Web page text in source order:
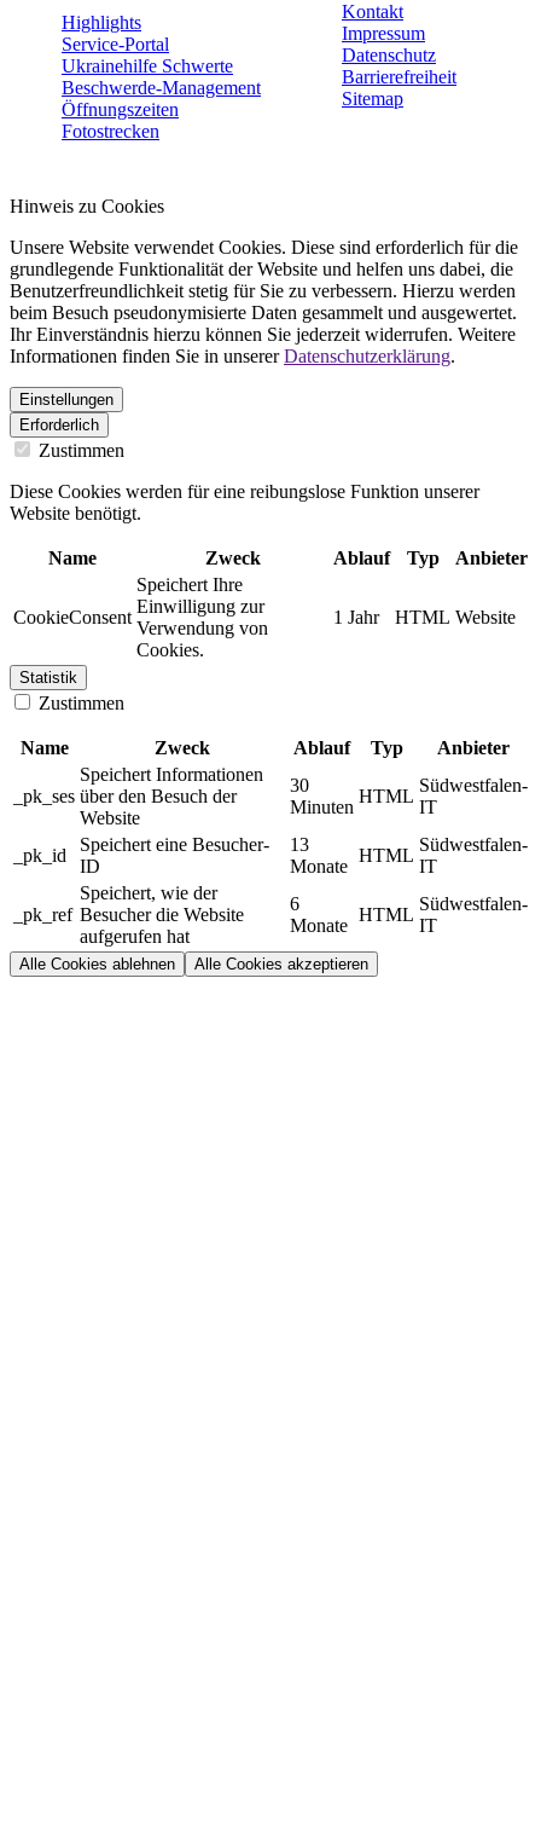
Highlights
Service-Portal
Ukrainehilfe Schwerte
Beschwerde-Management
Öffnungszeiten
Fotostrecken
Kontakt
Impressum
Datenschutz
Barrierefreiheit
Sitemap
Hinweis zu Cookies
Unsere Website verwendet Cookies. Diese sind erforderlich für die
grundlegende Funktionalität der Website und helfen uns dabei, die
Benutzerfreundlichkeit stetig für Sie zu verbessern. Hierzu werden
beim Besuch pseudonymisierte Daten gesammelt und ausgewertet.
Ihr Einverständnis hierzu können Sie jederzeit widerrufen. Weitere
Informationen finden Sie in unsererDatenschutzerklärung.
Einstellungen
Erforderlich
Zustimmen
Diese Cookies werden für eine reibungslose Funktion unserer
Website benötigt.
Name Zweck Ablauf Typ Anbieter
CookieConsent
Speichert Ihre
Einwilligung zur
Verwendung von
Cookies.
1 Jahr HTML Website
Statistik
Zustimmen
Name Zweck Ablauf Typ Anbieter
_pk_ses
Speichert Informationen
über den Besuch der
Website
30
Minuten
HTML
Südwestfalen-
IT
_pk_id
Speichert eine Besucher-
ID
13
Monate
HTML
Südwestfalen-
IT
_pk_ref
Speichert, wie der
Besucher die Website
aufgerufen hat
6
Monate
HTML
Südwestfalen-
IT
Alle Cookies ablehnen Alle Cookies akzeptieren